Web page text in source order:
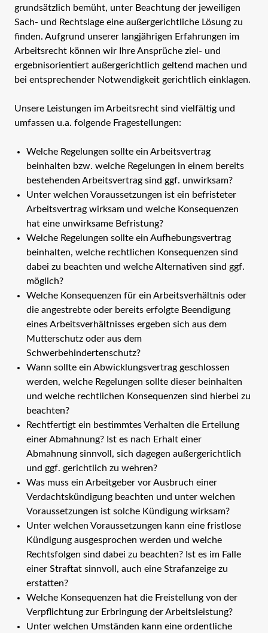
grundsätzlich bemüht, unter Beachtung der jeweiligen
Sach- und Rechtslage eine außergerichtliche Lösung zu
finden. Aufgrund unserer langjährigen Erfahrungen im
Arbeitsrecht können wir Ihre Ansprüche ziel- und
ergebnisorientiert außergerichtlich geltend machen und
bei entsprechender Notwendigkeit gerichtlich einklagen.
Unsere Leistungen im Arbeitsrecht sind vielfältig und
umfassen u.a. folgende Fragestellungen:
Welche Regelungen sollte ein Arbeitsvertrag
beinhalten bzw. welche Regelungen in einem bereits
bestehenden Arbeitsvertrag sind ggf. unwirksam?
Unter welchen Voraussetzungen ist ein befristeter
Arbeitsvertrag wirksam und welche Konsequenzen
hat eine unwirksame Befristung?
Welche Regelungen sollte ein Aufhebungsvertrag
beinhalten, welche rechtlichen Konsequenzen sind
dabei zu beachten und welche Alternativen sind ggf.
möglich?
Welche Konsequenzen für ein Arbeitsverhältnis oder
die angestrebte oder bereits erfolgte Beendigung
eines Arbeitsverhältnisses ergeben sich aus dem
Mutterschutz oder aus dem
Schwerbehindertenschutz?
Wann sollte ein Abwicklungsvertrag geschlossen
werden, welche Regelungen sollte dieser beinhalten
und welche rechtlichen Konsequenzen sind hierbei zu
beachten?
Rechtfertigt ein bestimmtes Verhalten die Erteilung
einer Abmahnung? Ist es nach Erhalt einer
Abmahnung sinnvoll, sich dagegen außergerichtlich
und ggf. gerichtlich zu wehren?
Was muss ein Arbeitgeber vor Ausbruch einer
Verdachtskündigung beachten und unter welchen
Voraussetzungen ist solche Kündigung wirksam?
Unter welchen Voraussetzungen kann eine fristlose
Kündigung ausgesprochen werden und welche
Rechtsfolgen sind dabei zu beachten? Ist es im Falle
einer Straftat sinnvoll, auch eine Strafanzeige zu
erstatten?
Welche Konsequenzen hat die Freistellung von der
Verpflichtung zur Erbringung der Arbeitsleistung?
Unter welchen Umständen kann eine ordentliche